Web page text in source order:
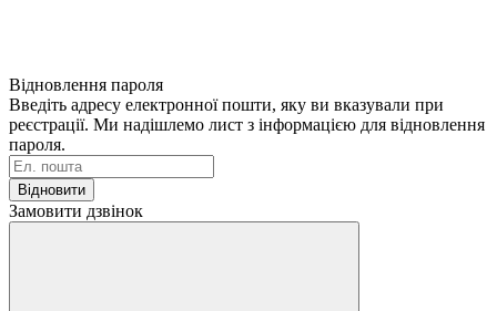
Відновлення пароля
Введіть адресу електронної пошти, яку ви вказували при
реєстрації. Ми надішлемо лист з інформацією для відновлення
пароля.
Відновити
Замовити дзвінок